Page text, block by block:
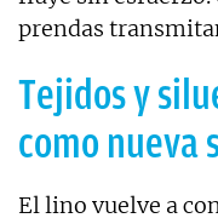
prendas
Tejidos y
como nueva
El lino vuelve a